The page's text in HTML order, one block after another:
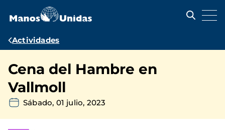
contenido
Ruta
navegación
Actividades
Cena del Hambre en
Vallmoll
Sábado, 01 julio, 2023